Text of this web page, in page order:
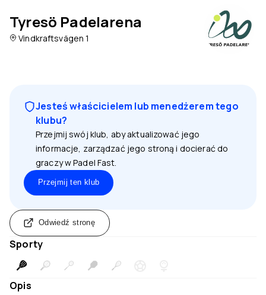
Tyresö Padelarena
Vindkraftsvägen 1
Jesteś właścicielem lub menedżerem tego
klubu?
Przejmij swój klub, aby aktualizować jego
informacje, zarządzać jego stroną i docierać do
graczy w Padel Fast.
Przejmij ten klub
Odwiedź stronę
Sporty
Opis